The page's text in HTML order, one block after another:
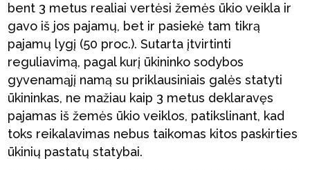
bent 3 metus realiai vertėsi žemės ūkio veikla ir
gavo iš jos pajamų, bet ir pasiekė tam tikrą
pajamų lygį (50 proc.). Sutarta įtvirtinti
reguliavimą, pagal kurį ūkininko sodybos
gyvenamąjį namą su priklausiniais galės statyti
ūkininkas, ne mažiau kaip 3 metus deklaravęs
pajamas iš žemės ūkio veiklos, patikslinant, kad
toks reikalavimas nebus taikomas kitos paskirties
ūkinių pastatų statybai.